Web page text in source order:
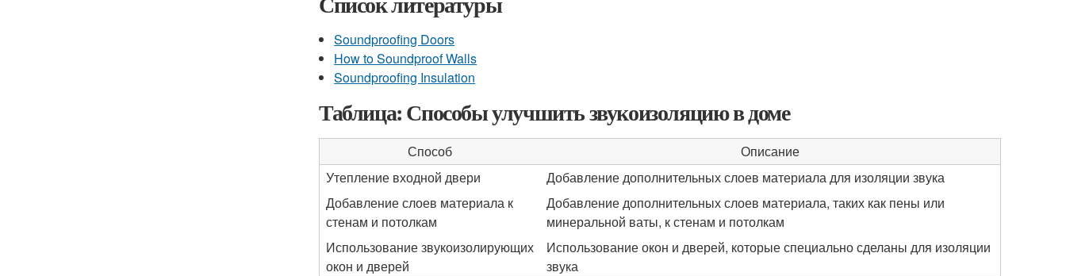
Soundproofing Doors
How to Soundproof Walls
Soundproofing Insulation
Таблица: Способы улучшить звукоизоляцию в доме
Способ
Описание
Утепление входной двери
Добавление дополнительных слоев материала для изоляции звука
Добавление слоев материала к
стенам и потолкам
Добавление дополнительных слоев материала, таких как пены или
минеральной ваты, к стенам и потолкам
Использование звукоизолирующих
окон и дверей
Использование окон и дверей, которые специально сделаны для изоляции
звука